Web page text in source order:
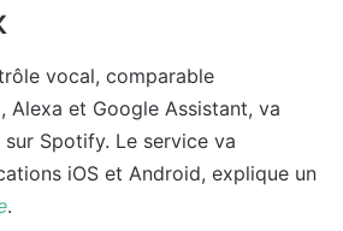
vocal, comparable
, Alexa et Google Assistant, va
Spotify. Le service va
iOS et Android, explique un
.